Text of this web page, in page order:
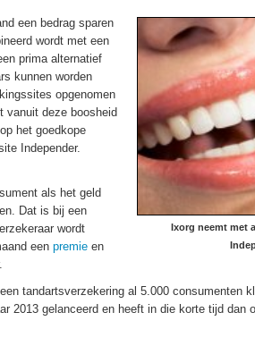
Ixorg neemt met
een bedrag sparen
wordt met een
prima alternatief
kunnen worden
opgenomen
vanuit deze boosheid
het goedkope
Independer.
als het geld
Dat is bij een
wordt
een premie en
tandartsverzekering al 5.000 consumenten
2013 gelanceerd en heeft in die korte tijd dan